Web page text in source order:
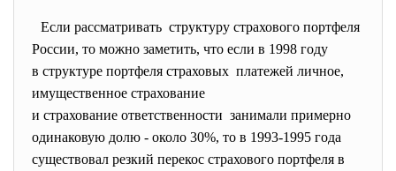
Если рассматривать структуру страхового портфеля
России, то можно заметить, что если в 1998 году
в структуре портфеля страховых платежей личное,
имущественное страхование
и страхование ответственности занимали примерно
одинаковую долю - около 30%, то в 1993-1995 года
существовал резкий перекос страхового портфеля в